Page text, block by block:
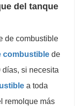
del tanque
de combustible
combustible de
si necesita
a toda
remolque más